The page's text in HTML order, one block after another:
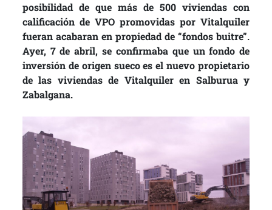
posibilidad de que más de 500 viviendas con
calificación de VPO promovidas por Vitalquiler
fueran acabaran en propiedad de “fondos buitre”.
Ayer, 7 de abril, se confirmaba que un fondo de
inversión de origen sueco es el nuevo propietario
de las viviendas de Vitalquiler en Salburua y
Zabalgana.